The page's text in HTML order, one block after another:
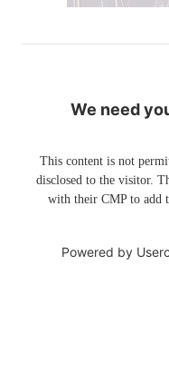
We need
This content is not
disclosed to the visitor.
with their CMP to add
Powered by